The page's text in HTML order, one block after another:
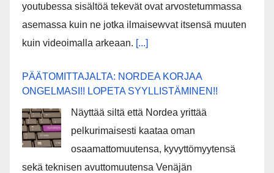
youtubessa sisältöä tekevät ovat arvostetummassa
asemassa kuin ne jotka ilmaisewvat itsensä muuten
kuin videoimalla arkeaan. [...]
PÄÄTOMITTAJALTA: NORDEA KORJAA
ONGELMASI!! LOPETA SYYLLISTÄMINEN!!
Näyttää siltä että Nordea yrittää
pelkurimaisesti kaataa oman
osaamattomuutensa, kyvyttömyytensä
sekä teknisen avuttomuutensa Venäjän